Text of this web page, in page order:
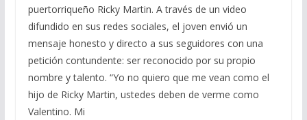
puertorriqueño Ricky Martin. A través de un video
difundido en sus redes sociales, el joven envió un
mensaje honesto y directo a sus seguidores con una
petición contundente: ser reconocido por su propio
nombre y talento. “Yo no quiero que me vean como el
hijo de Ricky Martin, ustedes deben de verme como
Valentino. Mi